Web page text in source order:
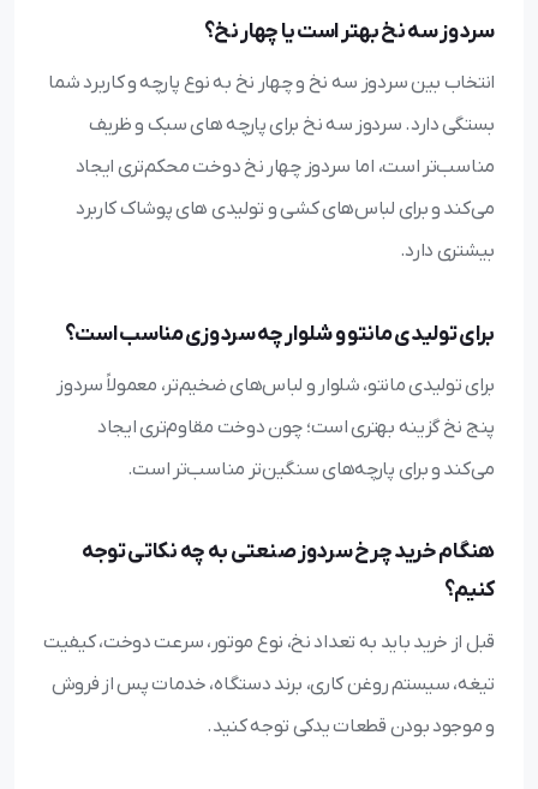
سردوز سه نخ بهتر است یا چهار نخ؟
انتخاب بین سردوز سه نخ و چهار نخ به نوع پارچه و کاربرد شما
بستگی دارد. سردوز سه نخ برای پارچه‌ های سبک و ظریف
مناسب‌تر است، اما سردوز چهار نخ دوخت محکم‌تری ایجاد
می‌کند و برای لباس‌های کشی و تولیدی‌ های پوشاک کاربرد
بیشتری دارد.
برای تولیدی مانتو و شلوار چه سردوزی مناسب است؟
برای تولیدی مانتو، شلوار و لباس‌های ضخیم‌تر، معمولاً سردوز
پنج نخ گزینه بهتری است؛ چون دوخت مقاوم‌تری ایجاد
می‌کند و برای پارچه‌های سنگین‌تر مناسب‌تر است.
هنگام خرید چرخ سردوز صنعتی به چه نکاتی توجه
کنیم؟
قبل از خرید باید به تعداد نخ، نوع موتور، سرعت دوخت، کیفیت
تیغه، سیستم روغن‌ کاری، برند دستگاه، خدمات پس از فروش
و موجود بودن قطعات یدکی توجه کنید.